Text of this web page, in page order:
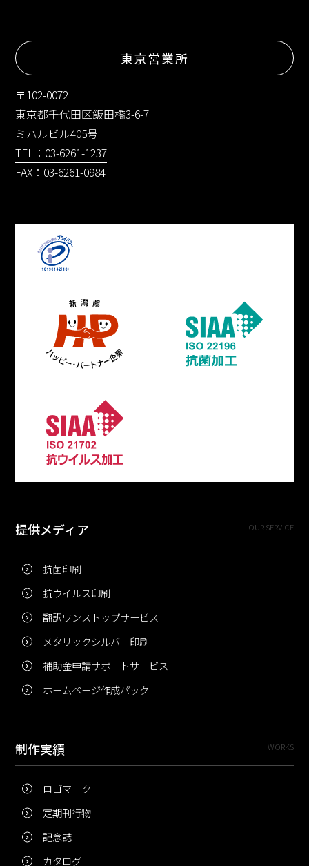
東京営業所
〒102-0072
東京都千代田区飯田橋3-6-7
ミハルビル405号
TEL：03-6261-1237
FAX：03-6261-0984
提供メディア OUR SERVICE
抗菌印刷
抗ウイルス印刷
翻訳ワンストップサービス
メタリックシルバー印刷
補助金申請サポートサービス
ホームページ作成パック
制作実績 WORKS
ロゴマーク
定期刊行物
記念誌
カタログ